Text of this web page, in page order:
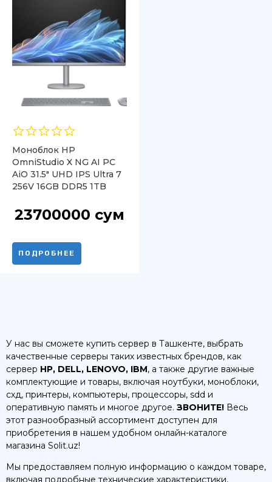
Моноблок HP
OmniStudio X NG AI PC
AiO 31.5″ UHD IPS Ultra 7
256V 16GB DDR5 1TB
23700000 сум
ПОДРОБНЕЕ
У нас вы сможете купить сервер в Ташкенте, выбрать
качественные серверы таких известных брендов, как
сервер HP, DELL, LENOVO, IBM, а также другие важные
комплектующие и товары, включая ноутбуки, моноблоки,
схд, принтеры, компьютеры, процессоры, sdd и
оперативную память и многое другое. ЗВОНИТЕ! Весь
этот разнообразный ассортимент доступен для
приобретения в нашем удобном онлайн-каталоге
магазина Solit.uz!
Мы предоставляем полную информацию о каждом товаре,
включая подробные технические характеристики,